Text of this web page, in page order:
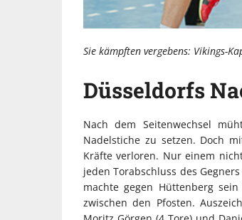
Sie kämpften vergebens: Vikings-
Düsseldorfs
Nach dem Seitenwechsel
Nadelstiche zu setzen. Doch
Kräfte verloren. Nur einem
jeden Torabschluss des
machte gegen Hüttenberg
zwischen den Pfosten.